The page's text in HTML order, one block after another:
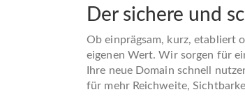
Der sichere und
Ob einprägsam, kurz, etabliert
eigenen Wert. Wir sorgen für
Ihre neue Domain schnell
für mehr Reichweite,